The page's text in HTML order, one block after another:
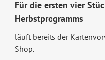
Für die ersten vier
Herbstprogramms
läuft bereits der
Shop.